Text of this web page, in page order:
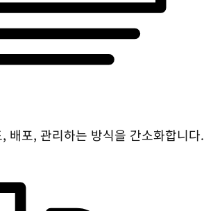
배포, 관리하는 방식을 간소화합니다.